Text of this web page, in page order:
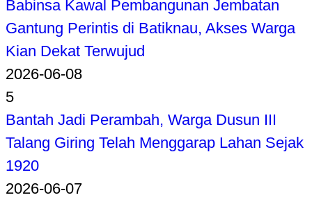
Babinsa Kawal Pembangunan Jembatan
Gantung Perintis di Batiknau, Akses Warga
Kian Dekat Terwujud
2026-06-08
5
Bantah Jadi Perambah, Warga Dusun III
Talang Giring Telah Menggarap Lahan Sejak
1920
2026-06-07